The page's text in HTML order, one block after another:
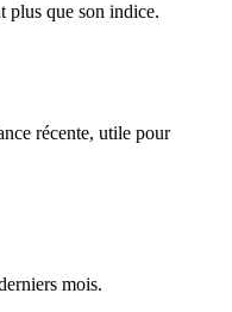
plus que son indice.
récente, utile pour
mois.